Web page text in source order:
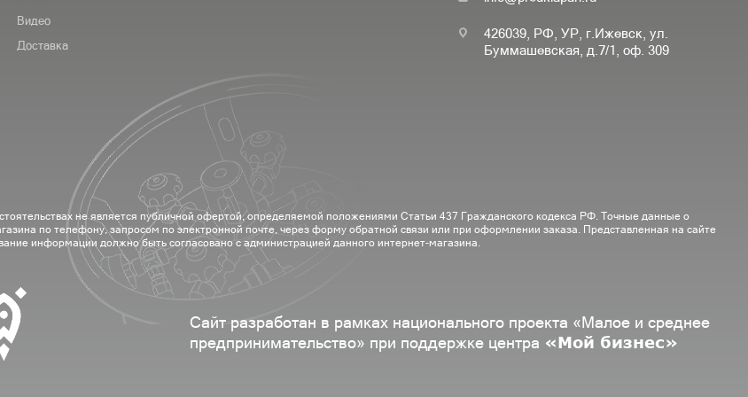
Видео
Доставка
426039, РФ, УР, г.Ижевск, ул.
Буммашевская, д.7/1, оф. 309
не является публичной офертой, определяемой положениями Статьи 437 Гражданского кодекса РФ. Точные данные о
по телефону, запросом по электронной почте, через форму обратной связи или при оформлении заказа. Представленная на сайте
информации должно быть согласовано с администрацией данного интернет-магазина.
Сайт разработан в рамках национального проекта «Малое и среднее
предпринимательство» при поддержке центра «Мой бизнес»